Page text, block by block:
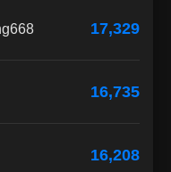
17,329
16,735
16,208